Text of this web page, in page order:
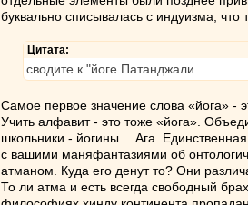
буквально списывалась с индуизма,
Цитата:
сводите к "йоге Патанджали
Самое первое значение слова «йога» -
Учить алфавит - это тоже «йога».
школьники - йогины… Ага.
с вашими маняфантазиями об
атманом. Куда его денут то? Они
То ли атма и есть всегда свободный